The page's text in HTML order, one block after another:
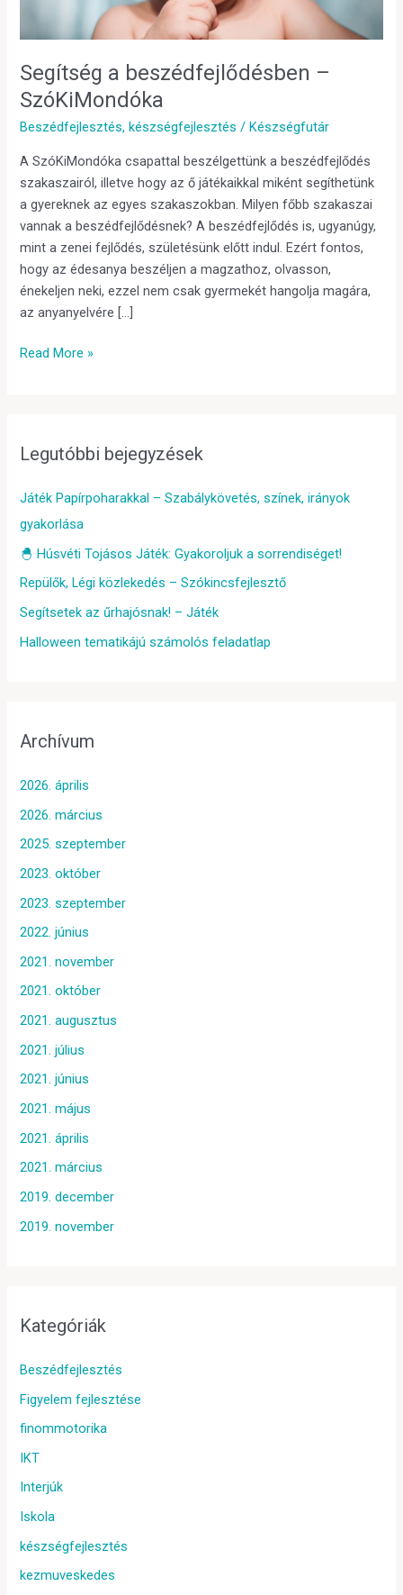
Segítség a beszédfejlődésben –
SzóKiMondóka
Beszédfejlesztés,készségfejlesztés /Készségfutár
A SzóKiMondóka csapattal beszélgettünk a beszédfejlődés
szakaszairól, illetve hogy az ő játékaikkal miként segíthetünk
a gyereknek az egyes szakaszokban. Milyen főbb szakaszai
vannak a beszédfejlődésnek? A beszédfejlődés is, ugyanúgy,
mint a zenei fejlődés, születésünk előtt indul. Ezért fontos,
hogy az édesanya beszéljen a magzathoz, olvasson,
énekeljen neki, ezzel nem csak gyermekét hangolja magára,
az anyanyelvére […]
Read More »
Legutóbbi bejegyzések
Játék Papírpoharakkal – Szabálykövetés, színek, irányok
gyakorlása
🐣 Húsvéti Tojásos Játék: Gyakoroljuk a sorrendiséget!
Repülők, Légi közlekedés – Szókincsfejlesztő
Segítsetek az űrhajósnak! – Játék
Halloween tematikájú számolós feladatlap
Archívum
2026. április
2026. március
2025. szeptember
2023. október
2023. szeptember
2022. június
2021. november
2021. október
2021. augusztus
2021. július
2021. június
2021. május
2021. április
2021. március
2019. december
2019. november
Kategóriák
Beszédfejlesztés
Figyelem fejlesztése
finommotorika
IKT
Interjúk
Iskola
készségfejlesztés
kezmuveskedes